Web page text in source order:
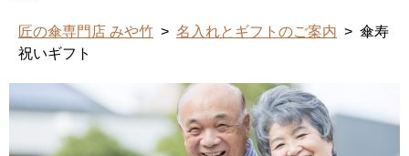
匠の傘専門店 みや竹 > 名入れとギフトのご案内 > 傘寿
祝いギフト